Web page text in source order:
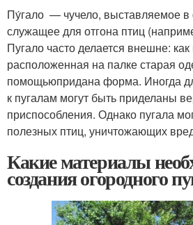
Пу́гало — чучело, выставляемое в
служащее для отгона птиц
Пугало часто делается внешне:
расположенная на палке старая
помощьюпридана форма. Иногда
к пугалам могут быть приделаны
приспособления. Однако пугала
полезных птиц, уничтожающих
Какие материалы
создания огородного